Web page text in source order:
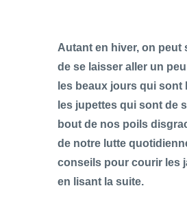
Autant en hiver, on peut
de se laisser aller un
les beaux jours qui sont
les jupettes qui sont de
bout de nos poils
de notre lutte
conseils pour courir les
en lisant la suite.